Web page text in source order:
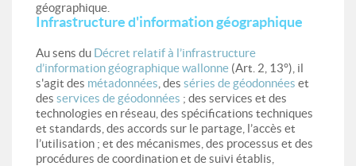
géographique.
Infrastructure d'information géographique
Au sens du Décret relatif à l’infrastructure
d’information géographique wallonne (Art. 2, 13°), il
s'agit des métadonnées , des séries de géodonnées et
des services de géodonnées ; des services et des
technologies en réseau, des spécifications techniques
et standards, des accords sur le partage, l’accès et
l’utilisation ; et des mécanismes, des processus et des
procédures de coordination et de suivi établis,